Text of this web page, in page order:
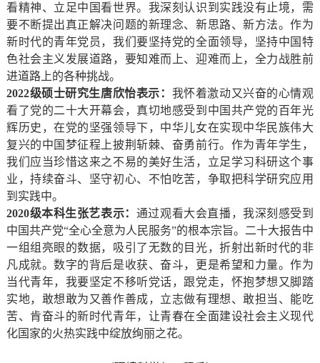
看精神、立足中国看世界。我深刻认识到实践没有止境，需
要不断提出真正解决问题的新理念、新思路、新方法。作为
新时代的青年党员，我们要坚持党的全面领导，坚持中国特
色社会主义发展道路，要知难而上、迎难而上，全力战胜前
进道路上的各种挑战。
2022级硕士研究生唐欣怡表示： 我怀着激动又兴奋的心情观
看了党的二十大开幕会，真切地感受到中国共产党的百年光
辉历史，在党的坚强领导下，中华儿女在实现中华民族伟大
复兴的中国梦征程上披荆斩棘、奋勇前行。作为青年学生，
我们应当珍惜这来之不易的美好生活，立足学习科研这个事
业，持续奋斗、坚守初心、不怕吃苦，争取把科学研究应用
到实践中。
2020级本科生张艺表示： 通过观看大会直播，我深刻感受到
中国共产党“全心全意为人民服务”的根本宗旨。二十大报告中
一组组亮眼的数据，吸引了无数的目光，折射出新时代的非
凡成就。数字的背后是收获、奋斗，更是希望和力量。作为
当代青年，我要坚定不移听党话，跟党走，怀抱梦想又脚踏
实地，敢想敢为又善作善成，立志做有理想、敢担当、能吃
苦、肯奋斗的新时代青年，让青春在全面建设社会主义现代
化国家的火热实践中绽放绚丽之花。